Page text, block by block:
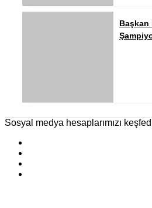
Başkan
Sosyal medya hesaplarımızı